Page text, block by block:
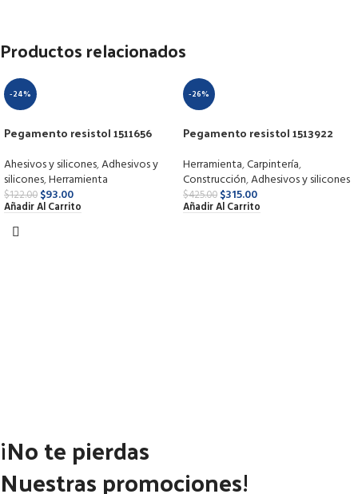
Productos relacionados
-24%
Pegamento resistol 1511656
Ahesivos y silicones,Adhesivos y
silicones,Herramienta
$122.00 $93.00
Añadir Al Carrito
-26%
Pegamento resistol 1513922
Herramienta,Carpintería,
Construcción,Adhesivos y silicones
$425.00 $315.00
Añadir Al Carrito
¡No te pierdas
Nuestras promociones!